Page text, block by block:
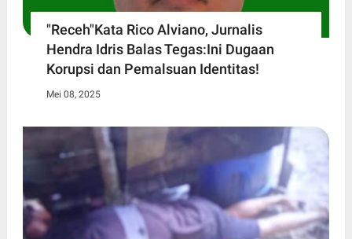
"Receh"Kata Rico Alviano, Jurnalis
Hendra Idris Balas Tegas:Ini Dugaan
Korupsi dan Pemalsuan Identitas!
Mei 08, 2025